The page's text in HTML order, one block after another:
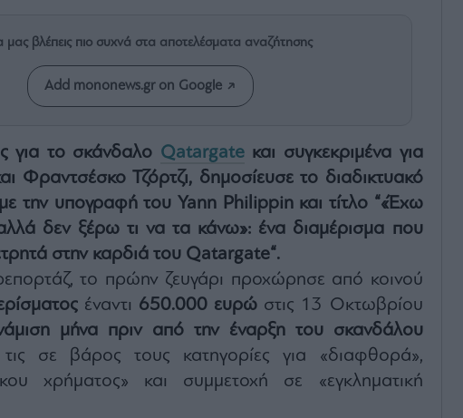
μας βλέπεις πιο συχνά στα αποτελέσματα αναζήτησης
Add mononews.gr on Google
για το σκάνδαλο Qatargateκαι συγκεκριμένα για
Φραντσέσκο Τζόρτζι, δημοσίευσε το διαδικτυακό
την υπογραφή του Yann Philippin και τίτλο “«Έχω
δεν ξέρω τι να τα κάνω»: ένα διαμέρισμα που
στην καρδιά του Qatargate“.
το πρώην ζευγάρι προχώρησε από κοινού
έναντι 650.000 ευρώ στις 13 Οκτωβρίου
μήνα πριν από την έναρξη του σκανδάλου
σε βάρος τους κατηγορίες για «διαφθορά»,
χρήματος» και συμμετοχή σε «εγκληματική